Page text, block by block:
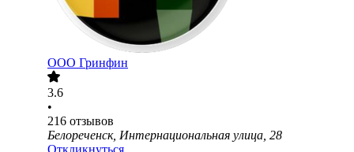
ООО Гринфин
3.6
•
216 отзывов
Белореченск, Интернациональная улица, 28